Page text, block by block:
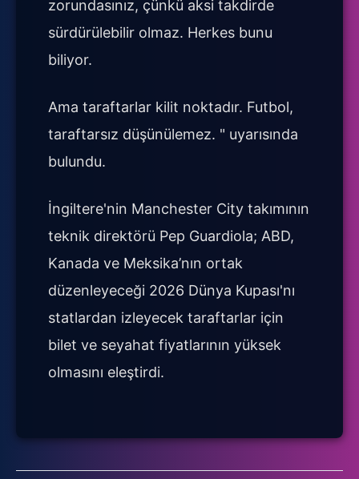
zorundasınız, çünkü aksi takdirde
sürdürülebilir olmaz. Herkes bunu
biliyor.
Ama taraftarlar kilit noktadır. Futbol,
taraftarsız düşünülemez. " uyarısında
bulundu.
İngiltere'nin Manchester City takımının
teknik direktörü Pep Guardiola; ABD,
Kanada ve Meksika’nın ortak
düzenleyeceği 2026 Dünya Kupası'nı
statlardan izleyecek taraftarlar için
bilet ve seyahat fiyatlarının yüksek
olmasını eleştirdi.